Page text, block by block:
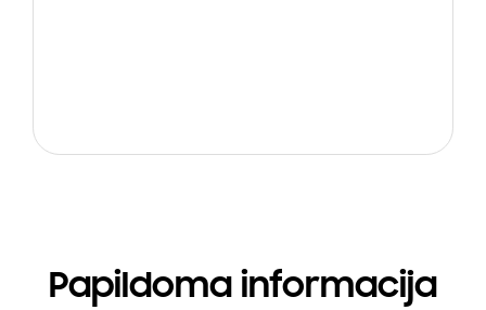
Papildoma informacija